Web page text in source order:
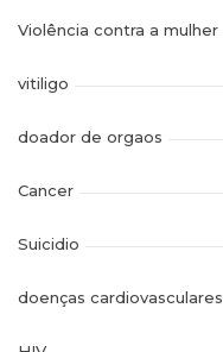
Violência contra a mulher
vitiligo
doador de orgaos
Cancer
Suicidio
doenças cardiovasculares